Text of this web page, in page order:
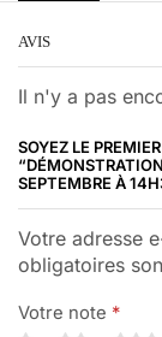
AVIS
Il n'y a pas
SOYEZ LE
SEPTEMBRE À
Votre adresse
obligatoires
Votre note *